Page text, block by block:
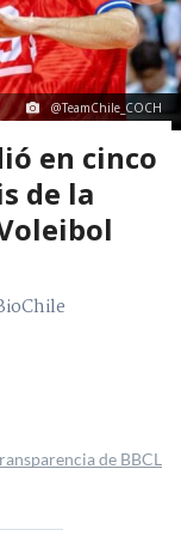
@TeamChile_COCH
en cinco
de la
de BBCL